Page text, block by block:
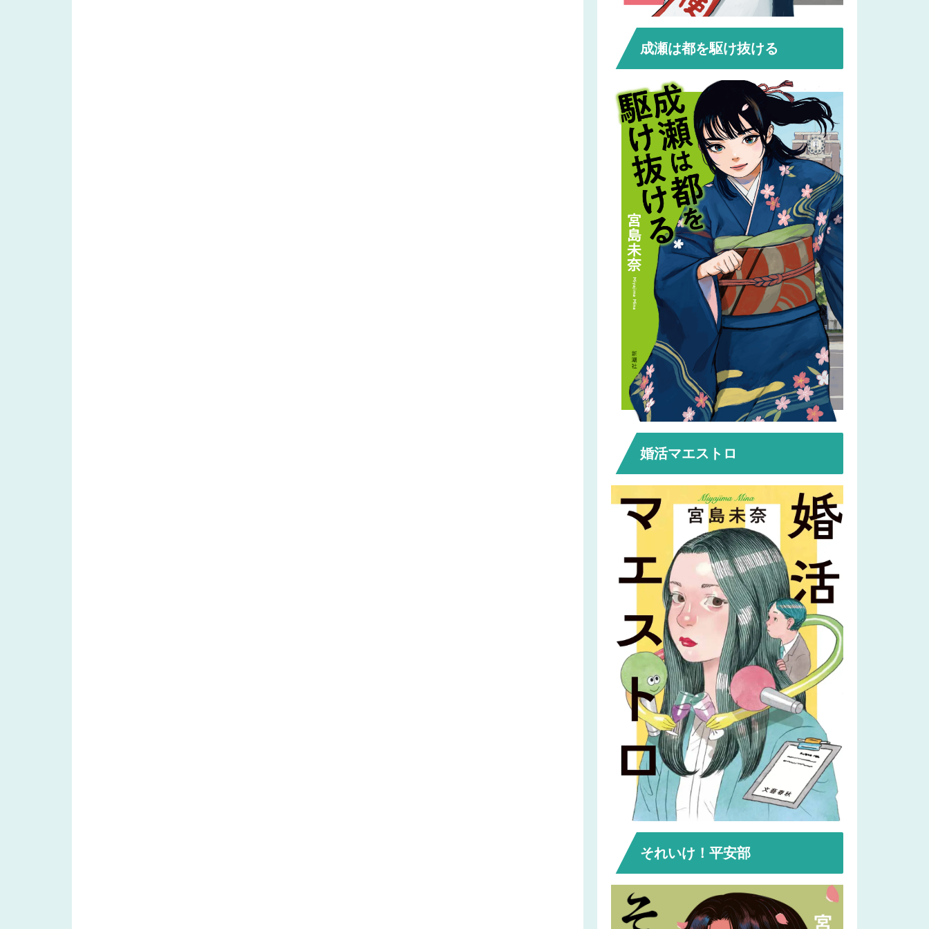
成瀬は都を駆け抜ける
婚活マエストロ
それいけ！平安部